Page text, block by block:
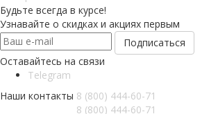
Будьте всегда в курсе!
Узнавайте о скидках и акциях первым
Оставайтесь на связи
Telegram
Наши контакты 8 (800) 444-60-71
8 (800) 444-60-71